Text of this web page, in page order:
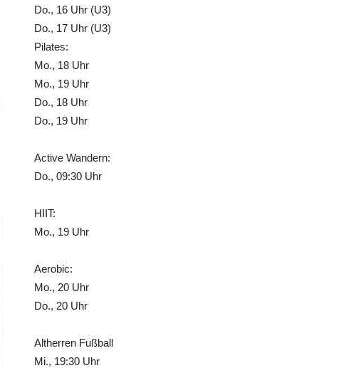
Do., 16 Uhr (U3)
Do., 17 Uhr (U3)
Pilates:
Mo., 18 Uhr
Mo., 19 Uhr
Do., 18 Uhr
Do., 19 Uhr
Active Wandern:
Do., 09:30 Uhr
HIIT:
Mo., 19 Uhr
Aerobic:
Mo., 20 Uhr
Do., 20 Uhr
Altherren Fußball
Mi., 19:30 Uhr